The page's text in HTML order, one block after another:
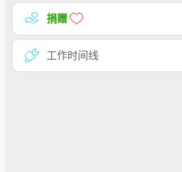
捐赠
工作时间线